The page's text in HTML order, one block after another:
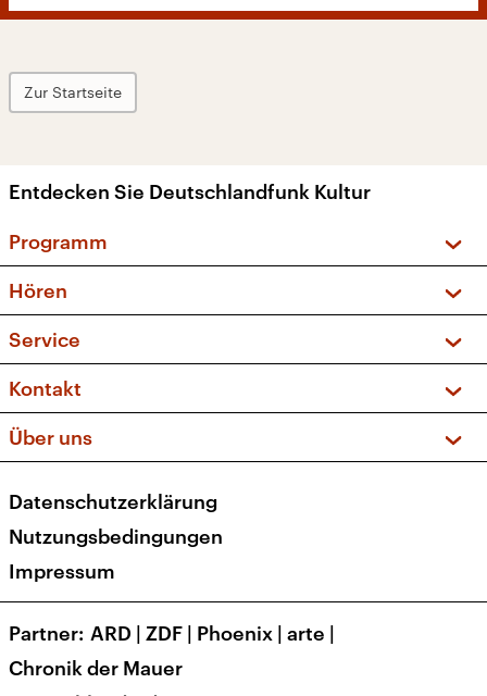
Zur Startseite
Entdecken Sie Deutschlandfunk Kultur
Programm
Sendungen und Podcasts
Musikliste
Kakadu – Das Kinderprogramm
Hören
Frequenzen (UKW + DAB+)
Service
FAQ
Apps
Newsletter
Veranstaltungen
Kontakt
Social Media
Über uns
Presse
Karriere
Transparenz
Datenschutzerklärung
Nutzungsbedingungen
Impressum
Partner ARD | ZDF | Phoenix | arte |
Chronik der Mauer